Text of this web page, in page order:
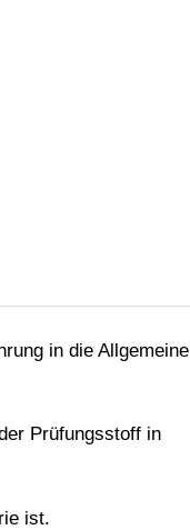
in die Allgemeine
Prüfungsstoff in
ist.